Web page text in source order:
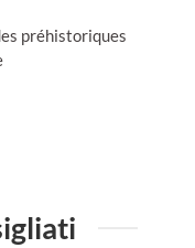
préhistoriques